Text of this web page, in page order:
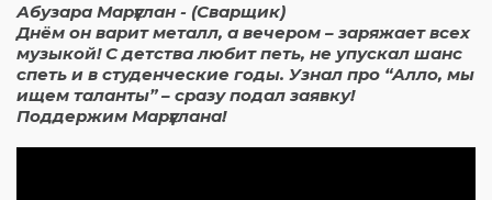
Абузара Марғұлан - (Сварщик)
Днём он варит металл, а вечером – заряжает всех
музыкой! С детства любит петь, не упускал шанс
спеть и в студенческие годы. Узнал про “Алло, мы
ищем таланты” – сразу подал заявку!
Поддержим Марғұлана!